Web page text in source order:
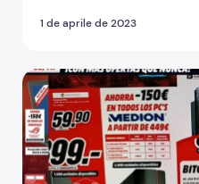
1 de aprile de 2023
Black Friday: inizia